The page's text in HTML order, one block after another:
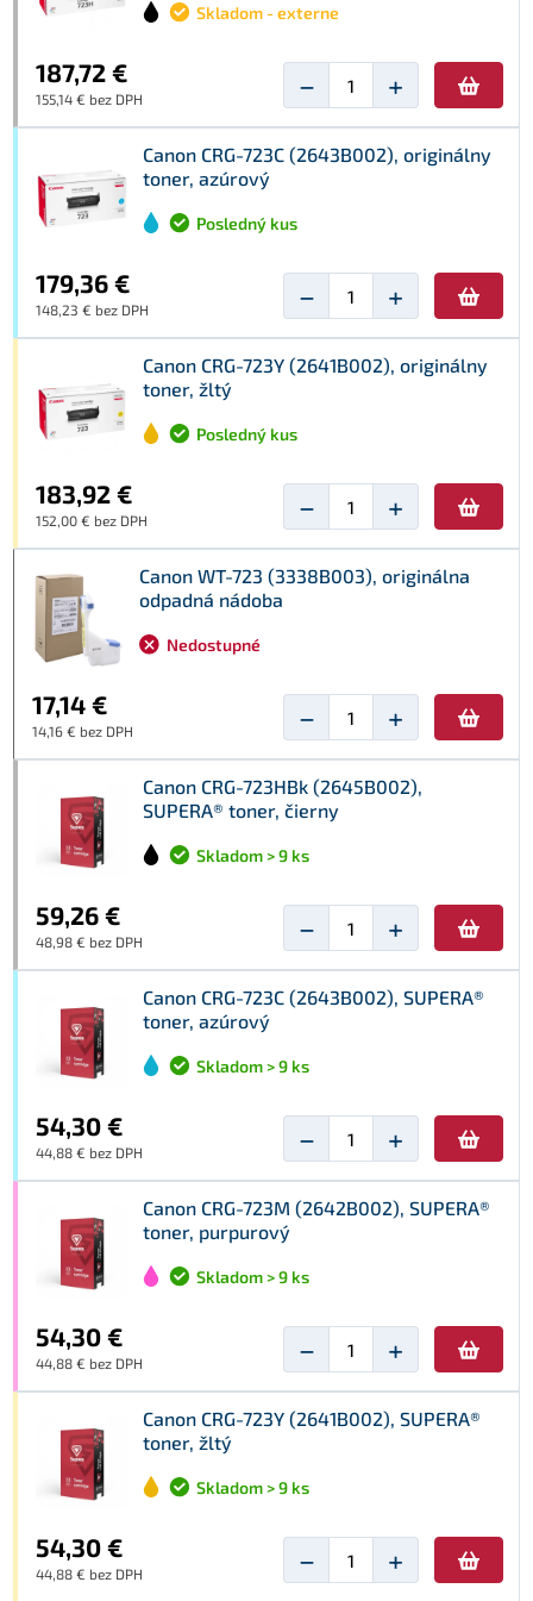
Skladom - externe
187,72 €
155,14 € bez DPH − +
Canon CRG-723C (2643B002), originálny
toner, azúrový
Posledný kus
179,36 €
148,23 € bez DPH − +
Canon CRG-723Y (2641B002), originálny
toner, žltý
Posledný kus
183,92 €
152,00 € bez DPH − +
Canon WT-723 (3338B003), originálna
odpadná nádoba
Nedostupné
17,14 €
14,16 € bez DPH − +
Canon CRG-723HBk (2645B002),
SUPERA® toner, čierny
Skladom > 9 ks
59,26 €
48,98 € bez DPH − +
Canon CRG-723C (2643B002), SUPERA®
toner, azúrový
Skladom > 9 ks
54,30 €
44,88 € bez DPH − +
Canon CRG-723M (2642B002), SUPERA®
toner, purpurový
Skladom > 9 ks
54,30 €
44,88 € bez DPH − +
Canon CRG-723Y (2641B002), SUPERA®
toner, žltý
Skladom > 9 ks
54,30 €
44,88 € bez DPH − +